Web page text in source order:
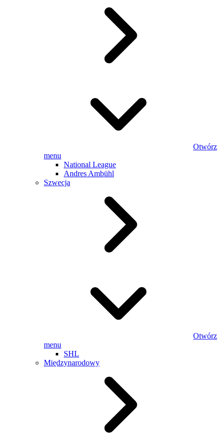
Otwórz
menu
National League
Andres Ambühl
Szwecja
Otwórz
menu
SHL
Międzynarodowy